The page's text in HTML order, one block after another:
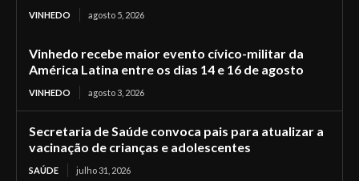
VINHEDO agosto 5, 2026
Vinhedo recebe maior evento cívico-militar da
América Latina entre os dias 14 e 16 de agosto
VINHEDO agosto 3, 2026
Secretaria de Saúde convoca pais para atualizar a
vacinação de crianças e adolescentes
SAÚDE julho 31, 2026